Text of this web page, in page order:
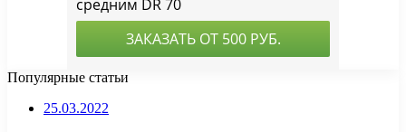
Популярные статьи
25.03.2022